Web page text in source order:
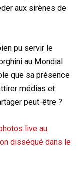
aux sirènes de
pu servir le
au Mondial
que sa présence
médias et
peut-être ?
live au
disséqué dans le